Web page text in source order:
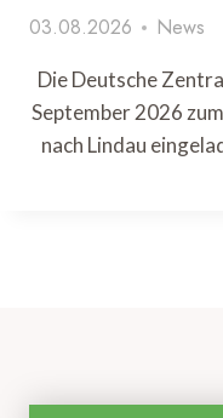
03.08.2026 News
Die Deutsche
September 2026
nach Lindau